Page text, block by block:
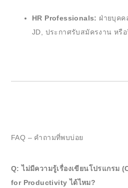
HR Professionals: ฝ่ายบุคค
JD, ประกาศรับสมัครงาน หรือ
FAQ – คำถามที่พบบ่อย
Q: ไม่มีความรู้เรื่องเขียนโปรแกรม
for Productivity ได้ไหม?